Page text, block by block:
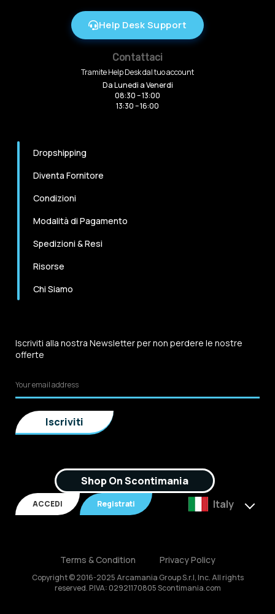
Help Desk Support
Contattaci
Tramite Help Desk dal tuo account
Da Lunedi a Venerdi
08:30 – 13:00
13:30 – 16:00
Dropshipping
Diventa Fornitore
Condizioni
Modalità di Pagamento
Spedizioni & Resi
Risorse
Chi Siamo
Iscriviti alla nostra Newsletter per non perdere le nostre
offerte
Shop On Scontimania
ACCEDI Registrati Italy
Copyright © 2016-2025 Arcamania Group S.r.l, Inc. All rights
reserved. P.IVA: 02921170805 Scontimania.com
Terms & Condition Privacy Policy